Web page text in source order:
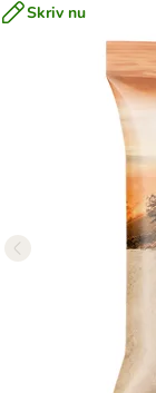
Skriv nu